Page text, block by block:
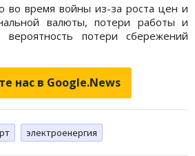
во время войны из-за роста цен и
валюты, потери работы и
вероятность потери сбережений
нас в Google.News
электроенергия